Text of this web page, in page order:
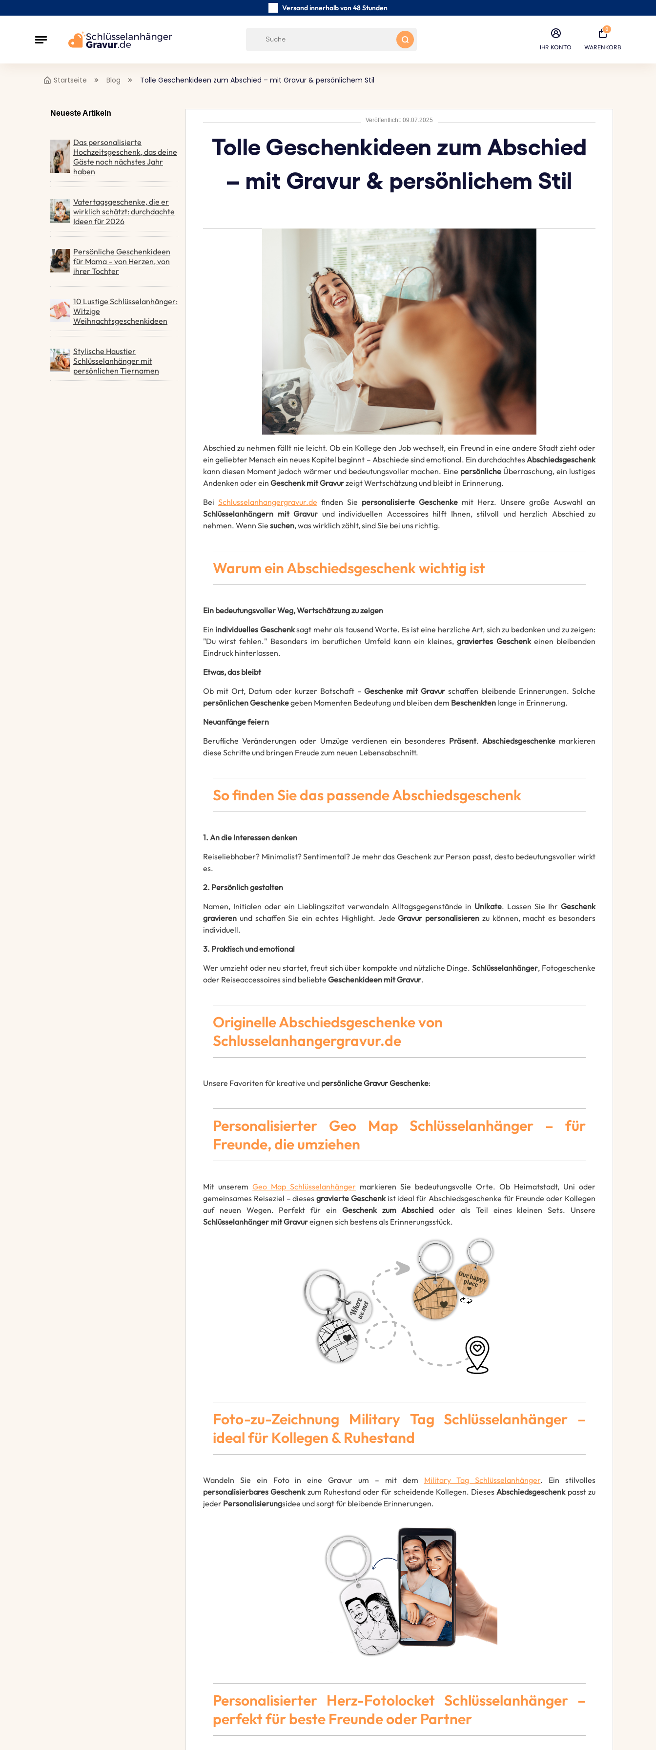
Versand innerhalb von 48 Stunden
IHR KONTO
0
WARENKORB
Startseite Blog Tolle Geschenkideen zum Abschied – mit Gravur & persönlichem Stil
Neueste Artikeln
Das personalisierte
Hochzeitsgeschenk, das deine
Gäste noch nächstes Jahr
haben
Vatertagsgeschenke, die er
wirklich schätzt: durchdachte
Ideen für 2026
Persönliche Geschenkideen
für Mama – von Herzen, von
ihrer Tochter
10 Lustige Schlüsselanhänger:
Witzige
Weihnachtsgeschenkideen
Stylische Haustier
Schlüsselanhänger mit
persönlichen Tiernamen
Veröffentlicht: 09.07.2025
Tolle Geschenkideen zum Abschied
– mit Gravur & persönlichem Stil
Abschied zu nehmen fällt nie leicht. Ob ein Kollege den Job wechselt, ein Freund in eine andere Stadt zieht oder
ein geliebter Mensch ein neues Kapitel beginnt – Abschiede sind emotional. Ein durchdachtesAbschiedsgeschenk
kann diesen Moment jedoch wärmer und bedeutungsvoller machen. Eine persönliche Überraschung, ein lustiges
Andenken oder ein Geschenk mit Gravurzeigt Wertschätzung und bleibt in Erinnerung.
Bei Schlusselanhangergravur.de finden Sie personalisierte Geschenke mit Herz. Unsere große Auswahl an
Schlüsselanhängern mit Gravur und individuellen Accessoires hilft Ihnen, stilvoll und herzlich Abschied zu
nehmen. Wenn Sie suchen, was wirklich zählt, sind Sie bei uns richtig.
Warum ein Abschiedsgeschenk wichtig ist
Ein bedeutungsvoller Weg, Wertschätzung zu zeigen
Ein individuelles Geschenksagt mehr als tausend Worte. Es ist eine herzliche Art, sich zu bedanken und zu zeigen:
"Du wirst fehlen." Besonders im beruflichen Umfeld kann ein kleines,graviertes Geschenkeinen bleibenden
Eindruck hinterlassen.
Etwas, das bleibt
Ob mit Ort, Datum oder kurzer Botschaft –Geschenke mit Gravur schaffen bleibende Erinnerungen. Solche
persönlichen Geschenkegeben Momenten Bedeutung und bleiben dem Beschenkten lange in Erinnerung.
Neuanfänge feiern
Berufliche Veränderungen oder Umzüge verdienen ein besonderes Präsent. Abschiedsgeschenkemarkieren
diese Schritte und bringen Freude zum neuen Lebensabschnitt.
So finden Sie das passende Abschiedsgeschenk
1. An die Interessen denken
Reiseliebhaber? Minimalist? Sentimental? Je mehr das Geschenk zur Person passt, desto bedeutungsvoller wirkt
es.
2. Persönlich gestalten
Namen, Initialen oder ein Lieblingszitat verwandeln Alltagsgegenstände in Unikate. Lassen Sie Ihr Geschenk
gravieren und schaffen Sie ein echtes Highlight. JedeGravur personalisieren zu können, macht es besonders
individuell.
3. Praktisch und emotional
Wer umzieht oder neu startet, freut sich über kompakte und nützliche Dinge.Schlüsselanhänger, Fotogeschenke
oder Reiseaccessoires sind beliebte Geschenkideen mit Gravur.
Originelle Abschiedsgeschenke von
Schlusselanhangergravur.de
Unsere Favoriten für kreative und persönliche Gravur Geschenke:
Personalisierter Geo Map Schlüsselanhänger – für
Freunde, die umziehen
Mit unserem Geo Map Schlüsselanhänger markieren Sie bedeutungsvolle Orte. Ob Heimatstadt, Uni oder
gemeinsames Reiseziel – diesesgravierte Geschenkist ideal für Abschiedsgeschenke für Freunde oder Kollegen
auf neuen Wegen. Perfekt für ein Geschenk zum Abschied oder als Teil eines kleinen Sets. Unsere
Schlüsselanhänger mit Gravureignen sich bestens als Erinnerungsstück.
Foto-zu-Zeichnung Military Tag Schlüsselanhänger –
ideal für Kollegen & Ruhestand
Wandeln Sie ein Foto in eine Gravur um – mit dem Military Tag Schlüsselanhänger. Ein stilvolles
personalisierbares Geschenkzum Ruhestand oder für scheidende Kollegen. Dieses Abschiedsgeschenkpasst zu
jeder Personalisierungsidee und sorgt für bleibende Erinnerungen.
Personalisierter Herz-Fotolocket Schlüsselanhänger –
perfekt für beste Freunde oder Partner